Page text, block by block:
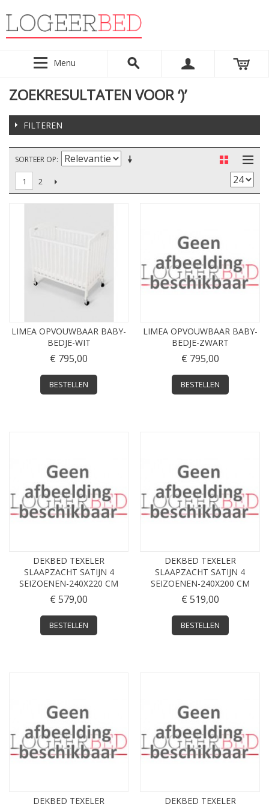
Menu
ZOEKRESULTATEN VOOR ‘)’
FILTEREN
SORTEER OP
1 2
LIMEA OPVOUWBAAR BABY-
BEDJE-WIT
€ 795,00
BESTELLEN
LIMEA OPVOUWBAAR BABY-
BEDJE-ZWART
€ 795,00
BESTELLEN
DEKBED TEXELER
SLAAPZACHT SATIJN 4
SEIZOENEN-240X220 CM
€ 579,00
BESTELLEN
DEKBED TEXELER
SLAAPZACHT SATIJN 4
SEIZOENEN-240X200 CM
€ 519,00
BESTELLEN
DEKBED TEXELER
DEKBED TEXELER